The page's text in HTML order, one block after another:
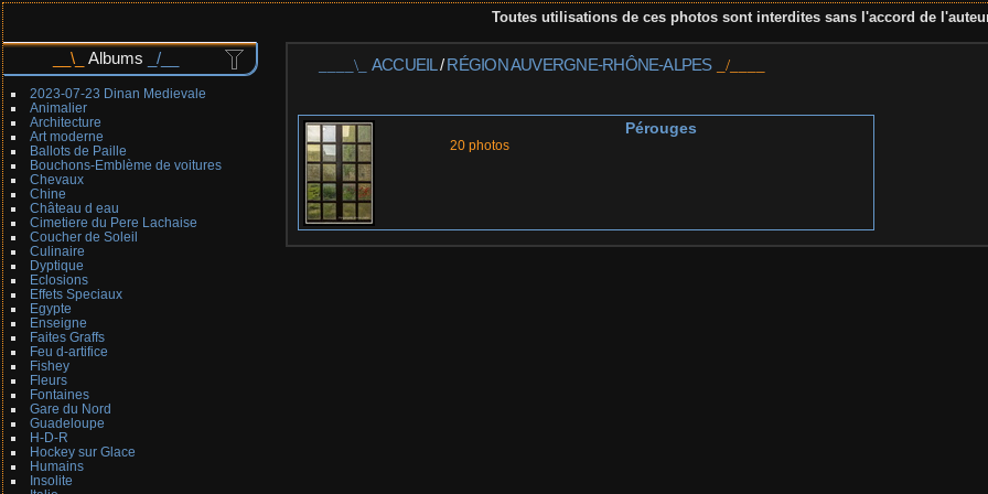
Toutes utilisations de ces photos sont interdites sans l'accord de
Albums
2023-07-23 Dinan Medievale
Animalier
Architecture
Art moderne
Ballots de Paille
Bouchons-Emblème de voitures
Chevaux
Chine
Château d eau
Cimetiere du Pere Lachaise
Coucher de Soleil
Culinaire
Dyptique
Eclosions
Effets Speciaux
Egypte
Enseigne
Faites Graffs
Feu d-artifice
Fishey
Fleurs
Fontaines
Gare du Nord
Guadeloupe
H-D-R
Hockey sur Glace
Humains
Insolite
ACCUEIL/RÉGION AUVERGNE-RHÔNE-ALPES
Pérouges
20 photos